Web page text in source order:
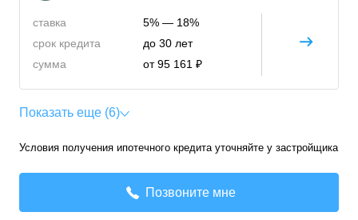
ставка
срок кредита
сумма
5% — 18%
до 30 лет
от 95 161 ₽
Показать еще (6)
Условия получения ипотечного кредита уточняйте у застройщика
Позвоните мне